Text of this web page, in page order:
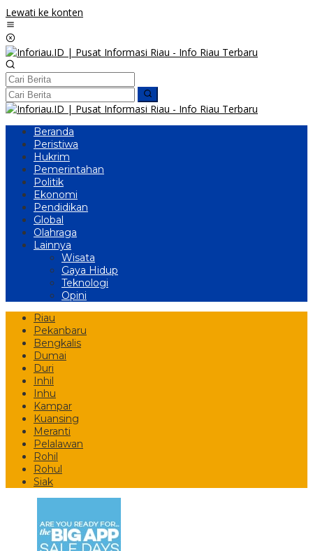
Lewati ke konten
Beranda
Peristiwa
Hukrim
Pemerintahan
Politik
Ekonomi
Pendidikan
Global
Olahraga
Lainnya
Wisata
Gaya Hidup
Teknologi
Opini
Riau
Pekanbaru
Bengkalis
Dumai
Duri
Inhil
Inhu
Kampar
Kuansing
Meranti
Pelalawan
Rohil
Rohul
Siak